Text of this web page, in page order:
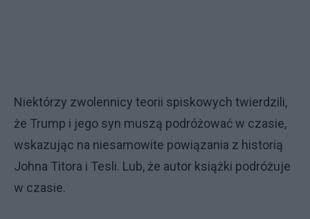
Niektórzy zwolennicy teorii spiskowych twierdzili,
że Trump i jego syn muszą podróżować w czasie,
wskazując na niesamowite powiązania z historią
Johna Titora i Tesli. Lub, że autor książki podróżuje
w czasie.